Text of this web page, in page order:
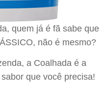
quem já é fã sabe que
não é mesmo?
a Coalhada é a
que você precisa!